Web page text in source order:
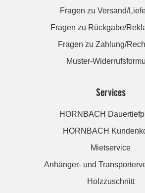
Fragen zu Versand/
Fragen zu Rückgabe/
Fragen zu Zahlung/
Muster-
Services
HORNBACH
HORNBACH
Mietservice
Anhänger- und
Holzzuschnitt